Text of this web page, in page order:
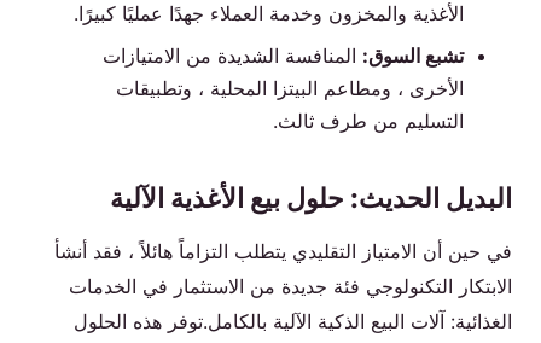
الأغذية والمخزون وخدمة العملاء جهدًا عمليًا كبيرًا.
تشبع السوق: المنافسة الشديدة من الامتيازات
الأخرى ، ومطاعم البيتزا المحلية ، وتطبيقات
التسليم من طرف ثالث.
البديل الحديث: حلول بيع الأغذية الآلية
في حين أن الامتياز التقليدي يتطلب التزاماً هائلاً ، فقد أنشأ
الابتكار التكنولوجي فئة جديدة من الاستثمار في الخدمات
الغذائية: آلات البيع الذكية الآلية بالكامل.توفر هذه الحلول